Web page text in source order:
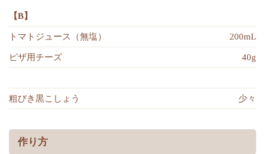
【B】
トマトジュース（無塩） 200mL
ピザ用チーズ 40g
粗びき黒こしょう 少々
作り方